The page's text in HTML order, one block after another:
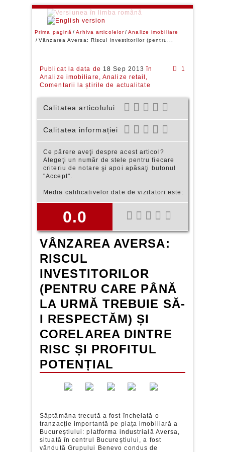
Prima pagină Arhiva articolelor
Analize imobiliare
Vânzarea Aversa: Riscul investitorilor (pentru...
Publicat la data de 18 Sep 2013 în
Analize imobiliare, Analize retail,
Comentarii la știrile de actualitate
1
Calitatea articolului
Calitatea informației
Ce părere aveţi despre acest articol?
Alegeţi un număr de stele pentru fiecare
criteriu de notare şi apoi apăsaţi butonul
"Accept".
Media calificativelor date devizitatori este:
SUMMARY
0.0
VÂNZAREA AVERSA:
RISCUL
INVESTITORILOR
(PENTRU CARE PÂNĂ
LA URMĂ TREBUIE SĂ-
I RESPECTĂM) ȘI
CORELAREA DINTRE
RISC ȘI PROFITUL
POTENȚIAL
Săptămâna trecută a fost încheiată o
tranzacție importantă pe piața imobiliară a
Bucureștiului: platforma industrială Aversa,
situată în centrul Bucureștiului, a fost
vândută Grupului Benevo condus de